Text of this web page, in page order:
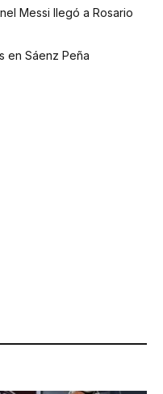
Messi llegó a Rosario
en Sáenz Peña